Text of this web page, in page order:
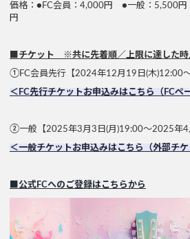
価格：●FC会員：4,000円 ●一般：5,500
円
■チケット ※共に先着順／上限に達した時
①FC会員先行【2024年12月19日(木)12:00
＜FC先行チケットお申込みはこちら（FCペ
②一般【2025年3月3日(月)19:00〜2025年4
＜一般チケットお申込みはこちら（外部チ
■公式FCへのご登録はこちらから